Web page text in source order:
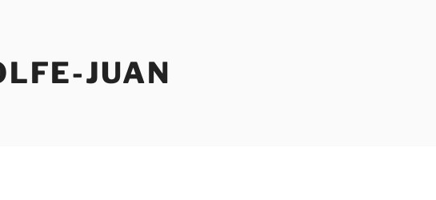
JUAN